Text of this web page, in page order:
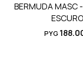
BERMUDA MASC
ESCURO
PYG